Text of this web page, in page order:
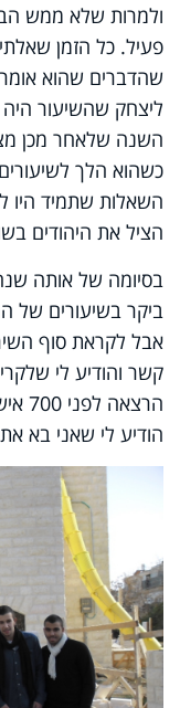
ולמרות שלא ממש
פעיל. כל הזמן
שהדברים שהוא
ליצחק שהשיעור
השנה שלאחר מכן
כשהוא הלך
השאלות שתמיד היו
הציל את היהודים
בסיומה של אותה
ביקר בשיעורים של
אבל לקראת סוף
קשר והודיע לי
הודיע לי שאני בא